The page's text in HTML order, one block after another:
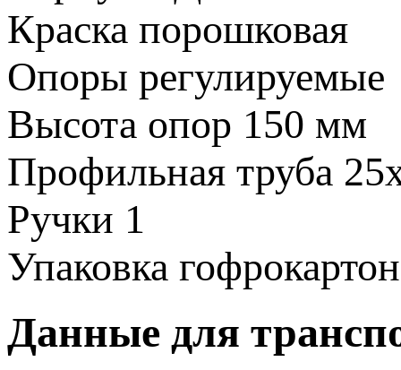
Краска порошковая
Опоры регулируемые
Высота опор 150 мм
Профильная труба
Ручки 1
Упаковка гофрокартон
Данные для